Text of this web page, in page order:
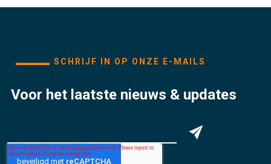
SCHRIJF IN OP ONZE E-MAILS
Voor het laatste nieuws & updates